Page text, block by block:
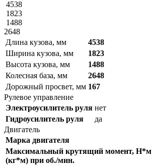
4538
1823
1488
2648
Длина кузова, мм
4538
Ширина кузова, мм
1823
Высота кузова, мм
1488
Колесная база, мм
2648
Дорожный просвет, мм 167
Рулевое управление
Электроусилитель руля нет
Гидроусилитель руля
да
Двигатель
Марка двигателя
Максимальный крутящий момент, Н*м
(кг*м) при об./мин.